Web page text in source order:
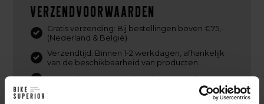
Verzendvoorwaarden
Gratis verzending: Bij bestellingen boven €75,-
(Nederland & België)
Verzendtijd: Binnen 1-2 werkdagen, afhankelijk
van de beschikbaarheid van producten.
Verzendpartner: Levering via PostNL of DPD.
Tracking: Volg je bestelling met een track &